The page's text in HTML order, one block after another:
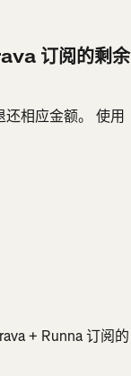
订阅的剩余
相应金额。 使用
+ Runna 订阅的